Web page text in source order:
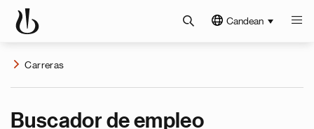
Candean
Carreras
Buscador de empleo